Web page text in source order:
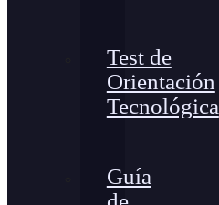
Test de
Orientación
Tecnológica
Guía